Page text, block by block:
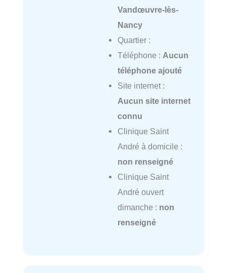
Vandœuvre-lès-
Nancy
Quartier :
Téléphone : Aucun
téléphone ajouté
Site internet :
Aucun site internet
connu
Clinique Saint
André à domicile :
non renseigné
Clinique Saint
André ouvert
dimanche : non
renseigné